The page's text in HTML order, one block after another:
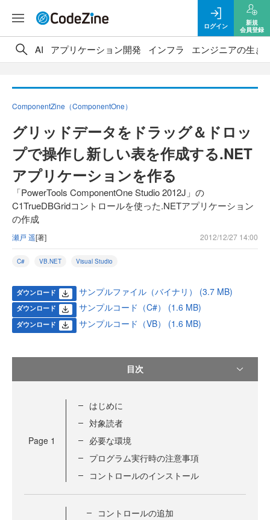
ログイン
新規
会員登録
AI アプリケーション開発 インフラ エンジニアの生き
ComponentZine（ComponentOne）
グリッドデータをドラッグ＆ドロッ
プで操作し新しい表を作成する.NET
アプリケーションを作る
「PowerTools ComponentOne Studio 2012J」の
C1TrueDBGridコントロールを使った.NETアプリケーション
の作成
瀬戸 遥[著] 2012/12/27 14:00
C# VB.NET Visual Studio
ダウンロード サンプルファイル（バイナリ） (3.7 MB)
ダウンロード サンプルコード（C#） (1.6 MB)
ダウンロード サンプルコード（VB） (1.6 MB)
目次
Page 1
はじめに
対象読者
必要な環境
プログラム実行時の注意事項
コントロールのインストール
コントロールの追加